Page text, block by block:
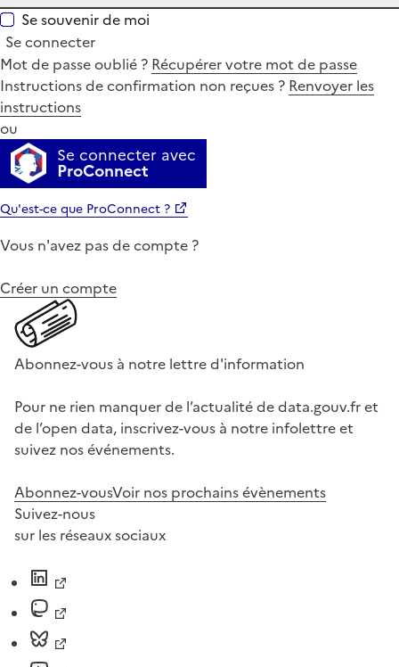
Se souvenir de moi
Se connecter
Mot de passe oublié ? Récupérer votre mot de passe
Instructions de confirmation non reçues ? Renvoyer les
instructions
ou
Se connecter avec
ProConnect
Qu'est-ce que ProConnect ?
Vous n'avez pas de compte ?
Créer un compte
Abonnez-vous à notre lettre d'information
Pour ne rien manquer de l’actualité de data.gouv.fr et
de l’open data, inscrivez-vous à notre infolettre et
suivez nos événements.
Abonnez-vousVoir nos prochains évènements
Suivez-nous
sur les réseaux sociaux